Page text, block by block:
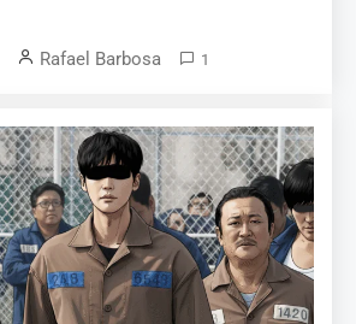
Rafael Barbosa 1